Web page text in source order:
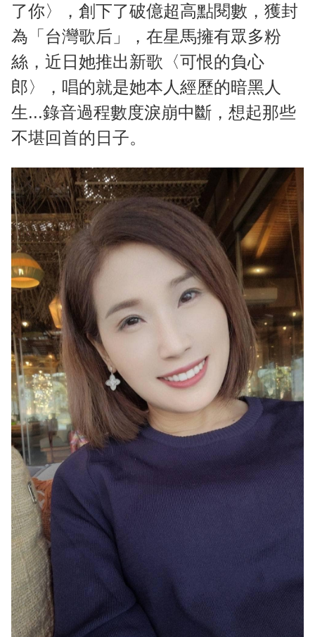
e
了你〉，創下了破億超高點閱數，獲封
為「台灣歌后」，在星馬擁有眾多粉
絲，近日她推出新歌〈可恨的負心
郎〉，唱的就是她本人經歷的暗黑人
生...錄音過程數度淚崩中斷，想起那些
不堪回首的日子。